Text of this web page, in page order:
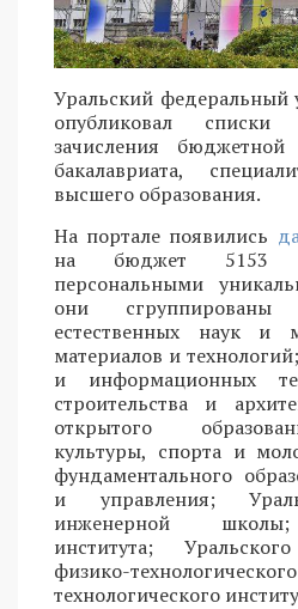
Уральский федеральный
опубликовал списки
зачисления
бакалавриата,
высшего образования.
На портале появились
на бюджет 5153
персональными
они
естественных наук и
материалов и
и информационных
строительства и
открытого
культуры, спорта и
фундаментального
и управления;
инженерной школы;
института;
физико-
технологического